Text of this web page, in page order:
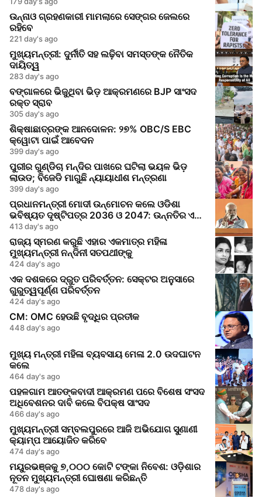
ଉନ୍ନାଓ ଗ୍ରହଣକାରୀ ମାମଲାରେ ସେଙ୍ଗର ଜେଲରେ
ରହିବେ
221 day's ago
ମୁଖ୍ୟମନ୍ତ୍ରୀ: ଦୁର୍ନୀତି ସହ ଲଢ଼ିବା ସମସ୍ତଙ୍କ ନୈତିକ
ଦାୟିତ୍ୱ
283 day's ago
ବଙ୍ଗାଳରେ ଭିଜୁଥିବା ଭିଡ଼ ଆକ୍ରମଣରେ BJP ସାଂସଦ
ରକ୍ତ ସ୍ରାବ
305 day's ago
ଶିକ୍ଷାଛାତ୍ରଙ୍କ ଆନଦୋଳନ: ୨୭% OBC/S EBC
କ୍ୱୋଟା ପାଇଁ ଆବେଦନ
399 day's ago
ପୁରୀର ଗୁଣ୍ଡିଚା ମନ୍ଦିର ପାଖରେ ଘଟିଲା ଭୟଳ ଭିଡ଼
ଲାଉଡ; ବିଜେଡି ମାଗୁଛି ନ୍ୟାୟାଧୀଶ ମନ୍ତ୍ରଣା
399 day's ago
ପ୍ରଧାନମନ୍ତ୍ରୀ ମୋଦୀ ଉନ୍ମୋଚନ କଲେ ଓଡିଶା
ଭବିଷ୍ୟତ ଦୃଷ୍ଟିପତ୍ର 2036 ଓ 2047: ଉନ୍ନତିର ଏକ
ନୂଆ ଅଧ୍ୟାୟ
413 day's ago
ରାଜ୍ୟ ସ୍ମରଣ କରୁଛି ଏହାର ଏକମାତ୍ର ମହିଳା
ମୁଖ୍ୟମନ୍ତ୍ରୀ ନନ୍ଦିନୀ ସତପଥୀଙ୍କୁ
424 day's ago
ଏକ ଦଶକରେ ଦ୍ରୁତ ପରିବର୍ତ୍ତନ: ସେକ୍ଟର ଅନୁସାରେ
ଗୁରୁତ୍ୱପୂର୍ଣ୍ଣ ପରିବର୍ତ୍ତନ
424 day's ago
CM: OMC ହେଉଛି ବୃଦ୍ଧିର ପ୍ରତୀକ
448 day's ago
ମୁଖ୍ୟ ମନ୍ତ୍ରୀ ମହିଳା ବ୍ୟବସାୟ ମେଳା 2.0 ଉଦଘାଟନ
କଲେ
464 day's ago
ପହଳଗାମ ଆତଙ୍କବାଦୀ ଆକ୍ରମଣ ପରେ ବିଶେଷ ସଂସଦ
ଅଧିବେଶନର ଦାବି କଲେ ବିପକ୍ଷ ସାଂସଦ
466 day's ago
ମୁଖ୍ୟମନ୍ତ୍ରୀ ସମ୍ବଲପୁରରେ ଆଜି ଅଭିଯୋଗ ସୁଣାଣୀ
କ୍ୟାମ୍ପ ଆୟୋଜିତ କରିବେ
474 day's ago
ମୟୁରଭଞ୍ଜକୁ ୭,୦୦୦ କୋଟି ଟଙ୍କା ନିବେଶ: ଓଡ଼ିଶାର
ନୂତନ ମୁଖ୍ୟମନ୍ତ୍ରୀ ଘୋଷଣା କରିଛନ୍ତି
478 day's ago